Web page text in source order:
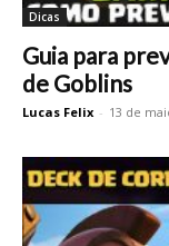
Dicas
Guia para
de Goblins
Lucas Felix - 13 de